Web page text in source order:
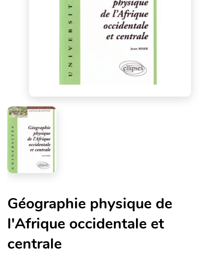
Géographie physique de
l'Afrique occidentale et
centrale